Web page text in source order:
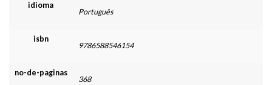
idioma
Português
isbn
9786588546154
no-de-paginas
368